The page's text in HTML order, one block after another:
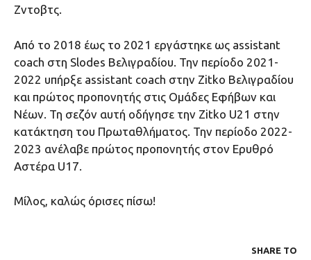
Ζντοβτς.
Από το 2018 έως το 2021 εργάστηκε ως assistant
coach στη Slodes Βελιγραδίου. Την περίοδο 2021-
2022 υπήρξε assistant coach στην Zitko Βελιγραδίου
και πρώτος προπονητής στις Ομάδες Εφήβων και
Νέων. Τη σεζόν αυτή οδήγησε την Ζitko U21 στην
κατάκτηση του Πρωταθλήματος. Την περίοδο 2022-
2023 ανέλαβε πρώτος προπονητής στον Ερυθρό
Αστέρα U17.
Μίλος, καλώς όρισες πίσω!
SHARE ΤΟ